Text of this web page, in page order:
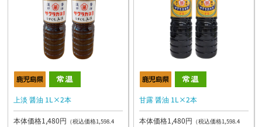
上淡 醤油 1L×2本
本体価格1,480円 （税込価格1,598.4
甘露 醤油 1L×2本
本体価格1,480円 （税込価格1,598.4